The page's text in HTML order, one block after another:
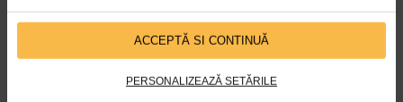
ACCEPTĂ SI CONTINUĂ
PERSONALIZEAZĂ SETĂRILE
Timp de citire:6 minute, 19 secunde 21 aprilie 2026
Simptome raceala. Cum sa recunoasteti usor
raceala?
Afectiuni de sezon